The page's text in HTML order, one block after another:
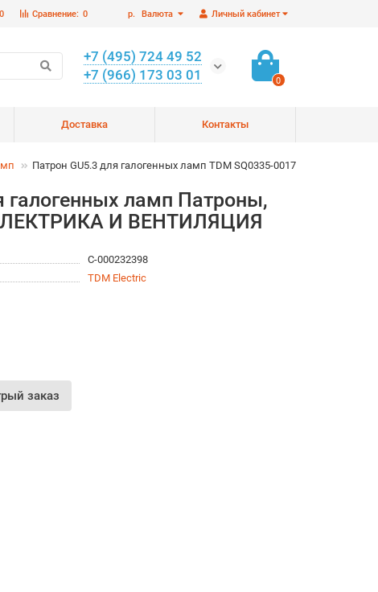
Личный кабинет
р. Валюта
Сравнение: 0
0
+7 (495) 724 49 52
+7 (966) 173 03 01
0
Доставка Контакты
Патрон GU5.3 для галогенных ламп TDM SQ0335-0017
галогенных ламп Патроны,
И ВЕНТИЛЯЦИЯ
С-000232398
TDM Electric
заказ